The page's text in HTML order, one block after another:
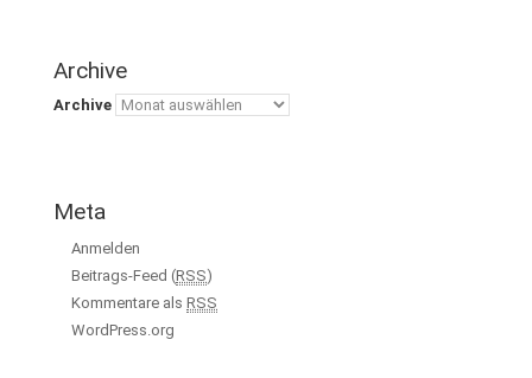
Archive
Archive
Meta
Anmelden
Beitrags-Feed (RSS)
Kommentare als RSS
WordPress.org